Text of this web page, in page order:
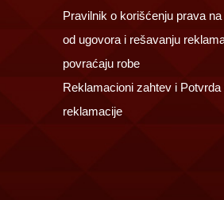
Pravilnik o korišćenju prava
od ugovora i rešavanju
povraćaju robe
Reklamacioni zahtev i Potvrda
reklamacije